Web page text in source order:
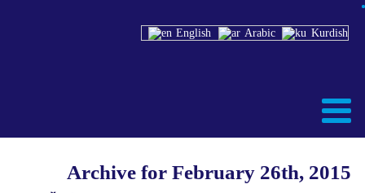
English Arabic Kurdish
Archive for February 26th, 2015